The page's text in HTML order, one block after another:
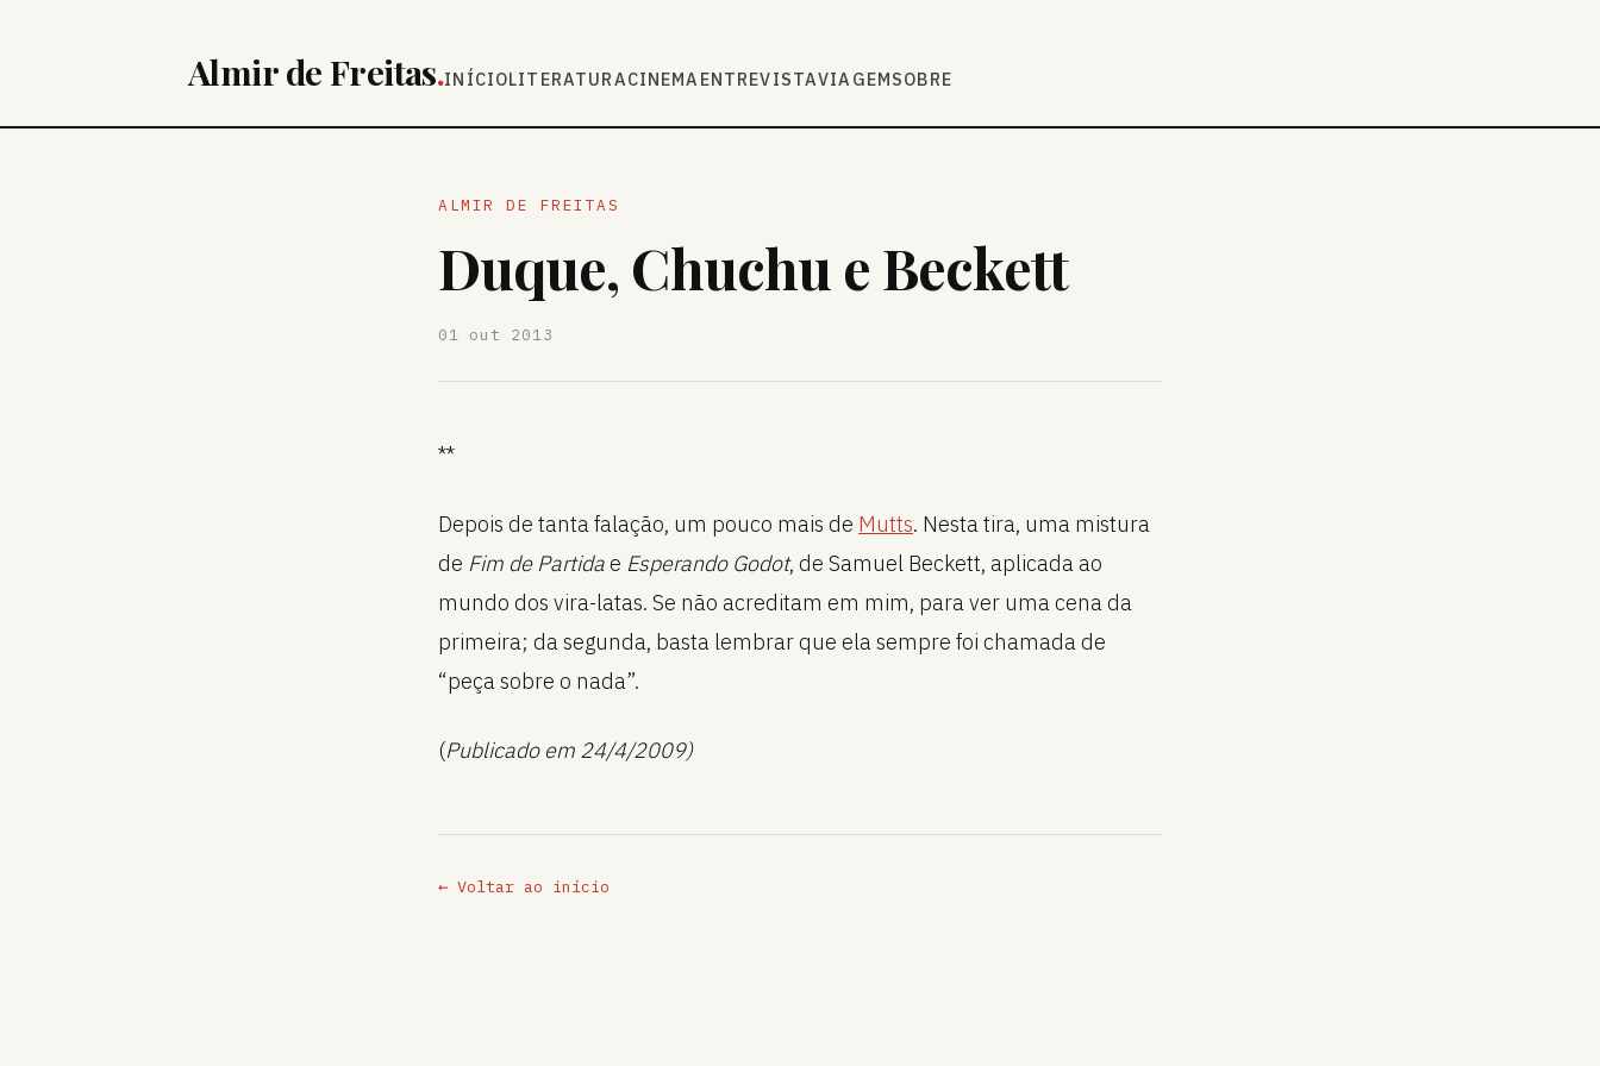
Almir de Freitas.INÍCIOLITERATURACINEMA ENTREVISTAVIAGEMSOBRE
ALMIR DE FREITAS
Duque, Chuchu e Beckett
01 out 2013
**
Depois de tanta falação, um pouco mais de Mutts. Nesta tira, uma mistura
de Fim de Partidae Esperando Godot, de Samuel Beckett, aplicada ao
mundo dos vira-latas. Se não acreditam em mim, para ver uma cena da
primeira; da segunda, basta lembrar que ela sempre foi chamada de
“peça sobre o nada”.
(Publicado em 24/4/2009)
← Voltar ao início